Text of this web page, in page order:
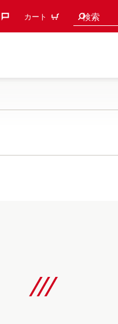
カート 検索
検索候補